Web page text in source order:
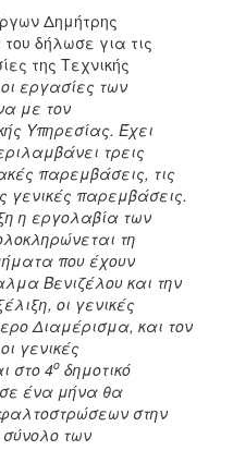
Δημήτρης
δήλωσε για τις
της Τεχνικής
εργασίες των
με τον
Υπηρεσίας. Έχει
τρεις
παρεμβάσεις, τις
γενικές παρεμβάσεις.
η εργολαβία των
τη
που έχουν
Βενιζέλου και την
οι γενικές
Διαμέρισμα, και τον
γενικές
στο 4ο δημοτικό
σε ένα μήνα θα
στην
σύνολο των